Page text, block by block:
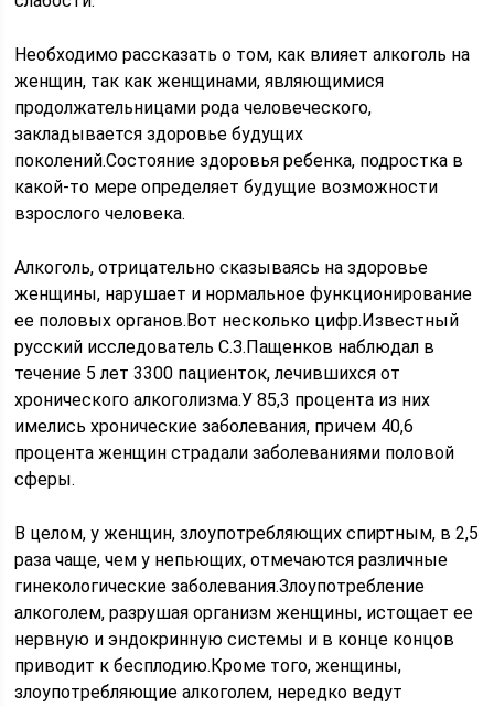
Необходимо рассказать о том, как влияет алкоголь на
женщин, так как женщинами, являющимися
продолжательницами рода человеческого,
закладывается здоровье будущих
поколений.Состояние здоровья ребенка, подростка в
какой-то мере определяет будущие возможности
взрослого человека.
Алкоголь, отрицательно сказываясь на здоровье
женщины, нарушает и нормальное функционирование
ее половых органов.Вот несколько цифр.Известный
русский исследователь С.З.Пащенков наблюдал в
течение 5 лет 3300 пациенток, лечившихся от
хронического алкоголизма.У 85,3 процента из них
имелись хронические заболевания, причем 40,6
процента женщин страдали заболеваниями половой
сферы.
В целом, у женщин, злоупотребляющих спиртным, в 2,5
раза чаще, чем у непьющих, отмечаются различные
гинекологические заболевания.Злоупотребление
алкоголем, разрушая организм женщины, истощает ее
нервную и эндокринную системы и в конце концов
приводит к бесплодию.Кроме того, женщины,
злоупотребляющие алкоголем, нередко ведут